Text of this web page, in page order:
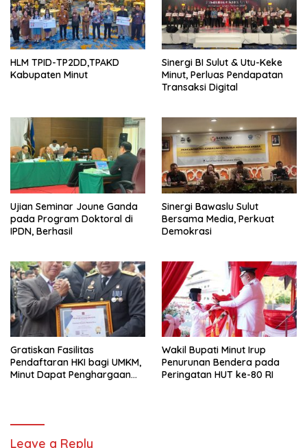
HLM TPID-TP2DD,TPAKD
Kabupaten Minut
Sinergi BI Sulut & Utu-Keke
Minut, Perluas Pendapatan
Transaksi Digital
Ujian Seminar Joune Ganda
pada Program Doktoral di
IPDN, Berhasil
Sinergi Bawaslu Sulut
Bersama Media, Perkuat
Demokrasi
Gratiskan Fasilitas
Pendaftaran HKI bagi UMKM,
Minut Dapat Penghargaan
Wakil Bupati Minut Irup
Penurunan Bendera pada
Peringatan HUT ke-80 RI
Leave a Reply